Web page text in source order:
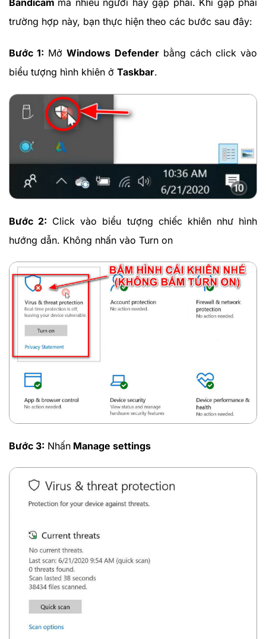
Bandicam mà nhiều người hay gặp phải. Khi gặp phải
trường hợp này, bạn thực hiện theo các bước sau đây:
Bước 1: MởWindows Defenderbằng cách click vào
biểu tượng hình khiên ở Taskbar.
Bước 2: Click vào biểu tượng chiếc khiên như hình
hướng dẫn. Không nhấn vào Turn on
Bước 3: Nhấn Manage settings